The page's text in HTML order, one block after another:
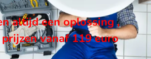
altijd een oplossing ,
vanaf 119 euro